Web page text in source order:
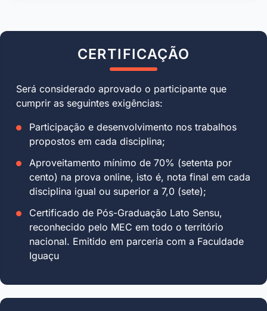
CERTIFICAÇÃO
Será considerado aprovado o participante que
cumprir as seguintes exigências:
Participação e desenvolvimento nos trabalhos
propostos em cada disciplina;
Aproveitamento mínimo de 70% (setenta por
cento) na prova online, isto é, nota final em cada
disciplina igual ou superior a 7,0 (sete);
Certificado de Pós-Graduação Lato Sensu,
reconhecido pelo MEC em todo o território
nacional. Emitido em parceria com a Faculdade
Iguaçu